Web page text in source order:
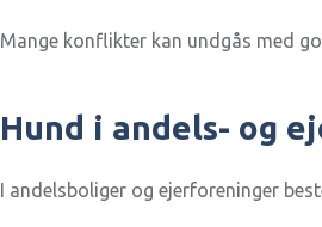
Mange konflikter kan undgås med
Hund i andels- og
I andelsboliger og ejerforeninger